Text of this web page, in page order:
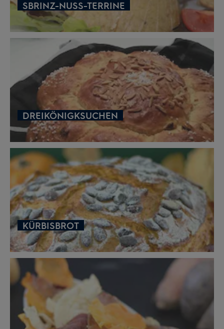
SBRINZ-NUSS-TERRINE
DREIKÖNIGKSUCHEN
KÜRBISBROT